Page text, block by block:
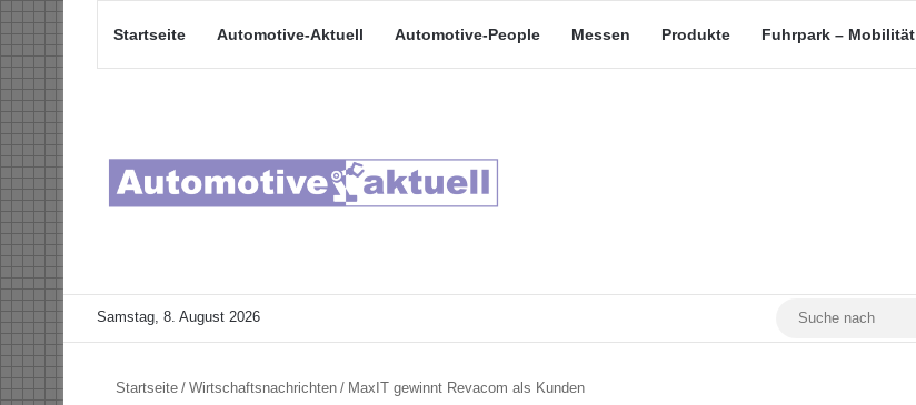
Startseite Automotive-Aktuell Automotive-People Messen Produkte Fuhrpark – Mobilität
Samstag, 8. August 2026 YouTubeMastodon
Startseite / Wirtschaftsnachrichten / MaxIT gewinnt Revacom als Kunden